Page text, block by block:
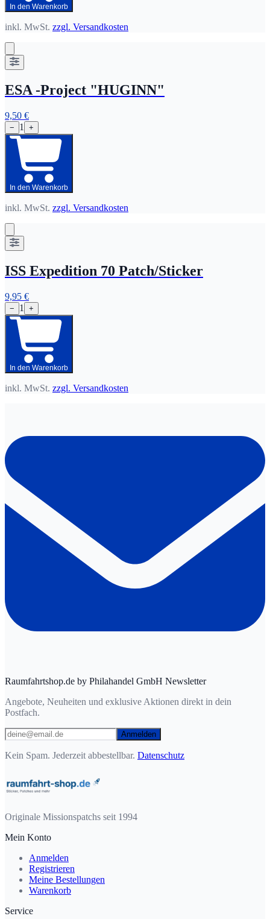
In den Warenkorb
inkl. MwSt. zzgl. Versandkosten
ESA -Project "HUGINN"
9,50 €
− 1 +
In den Warenkorb
inkl. MwSt. zzgl. Versandkosten
ISS Expedition 70 Patch/Sticker
9,95 €
− 1 +
In den Warenkorb
inkl. MwSt. zzgl. Versandkosten
Raumfahrtshop.de by Philahandel GmbH Newsletter
Angebote, Neuheiten und exklusive Aktionen direkt in dein
Postfach.
Anmelden
Kein Spam. Jederzeit abbestellbar. Datenschutz
Originale Missionspatchs seit 1994
Mein Konto
Anmelden
Registrieren
Meine Bestellungen
Warenkorb
Service